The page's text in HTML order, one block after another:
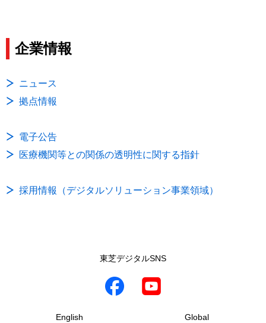
企業情報
ニュース
拠点情報
電子公告
医療機関等との関係の透明性に関する指針
採用情報（デジタルソリューション事業領域）
東芝デジタルSNS
English Global